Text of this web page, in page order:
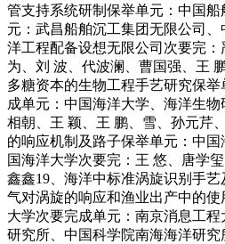
管支持系统研制保举单元：中国
元：武昌船舶沉工集团无限公司
洋工程配备设想无限公司次要完
为、刘 波、代波澜、曹国强、王
多糖资本的生物工程手艺研究保
成单元：中国海洋大学、海洋生
相朝、王 颖、王 鹏、雪、孙元芹
的响应机制及路子保举单元：中
国海洋大学次要完：王 悠、唐学
鑫鑫19、海洋中标准涡旋识别手
气对涡旋的响应和渔业出产中的
大学次要完成单元：南京消息工
研究所、中国科学院南海海洋研